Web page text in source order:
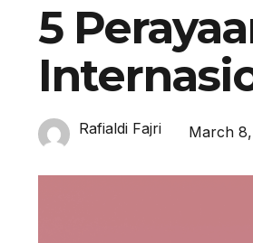
5
Rafialdi Fajri March